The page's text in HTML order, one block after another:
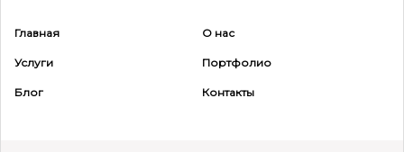
09:00 - 18:00
Главная О нас
Услуги Портфолио
Блог Контакты